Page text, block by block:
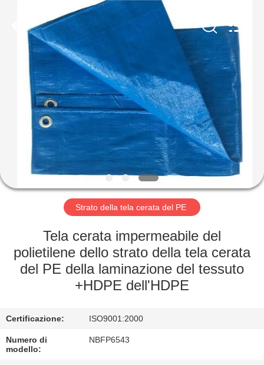
CASA
PRODOTTI
CIRCA
GIRO
FABBRICA
CONTROLLO
CONTATTICI
Management
Strato della tela cerata del PE
Tela cerata impermeabile del
polietilene dello strato della tela cerata
del PE della laminazione del tessuto
+HDPE dell'HDPE
Certificazione: ISO9001:2000
Numero di
modello:
NBFP6543